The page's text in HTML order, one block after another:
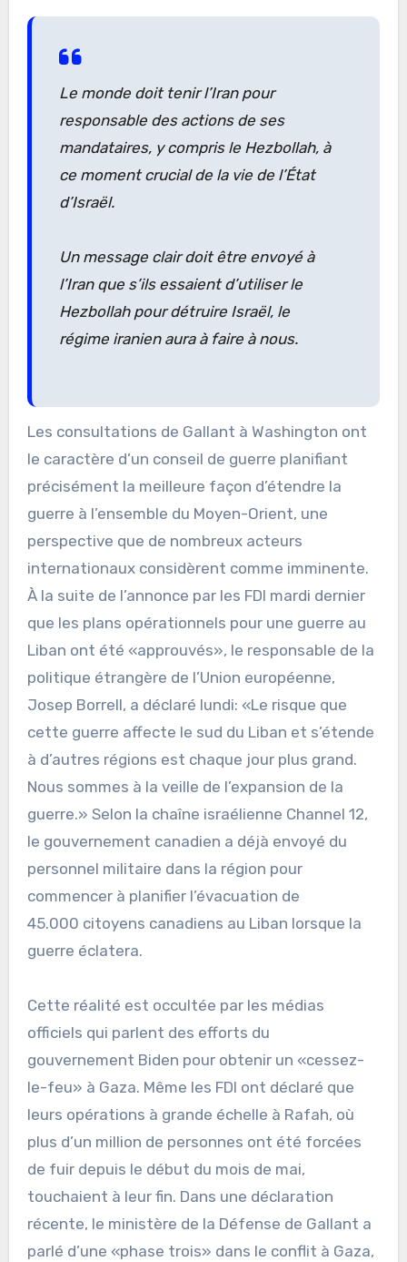
Le monde doit tenir l’Iran pour
responsable des actions de ses
mandataires, y compris le Hezbollah, à
ce moment crucial de la vie de l’État
d’Israël.
Un message clair doit être envoyé à
l’Iran que s’ils essaient d’utiliser le
Hezbollah pour détruire Israël, le
régime iranien aura à faire à nous.
Les consultations de Gallant à Washington ont
le caractère d’un conseil de guerre planifiant
précisément la meilleure façon d’étendre la
guerre à l’ensemble du Moyen-Orient, une
perspective que de nombreux acteurs
internationaux considèrent comme imminente.
À la suite de l’annonce par les FDI mardi dernier
que les plans opérationnels pour une guerre au
Liban ont été «approuvés», le responsable de la
politique étrangère de l’Union européenne,
Josep Borrell, a déclaré lundi: «Le risque que
cette guerre affecte le sud du Liban et s’étende
à d’autres régions est chaque jour plus grand.
Nous sommes à la veille de l’expansion de la
guerre.» Selon la chaîne israélienne Channel 12,
le gouvernement canadien a déjà envoyé du
personnel militaire dans la région pour
commencer à planifier l’évacuation de
45.000 citoyens canadiens au Liban lorsque la
guerre éclatera.
Cette réalité est occultée par les médias
officiels qui parlent des efforts du
gouvernement Biden pour obtenir un «cessez-
le-feu» à Gaza. Même les FDI ont déclaré que
leurs opérations à grande échelle à Rafah, où
plus d’un million de personnes ont été forcées
de fuir depuis le début du mois de mai,
touchaient à leur fin. Dans une déclaration
récente, le ministère de la Défense de Gallant a
parlé d’une «phase trois» dans le conflit à Gaza,